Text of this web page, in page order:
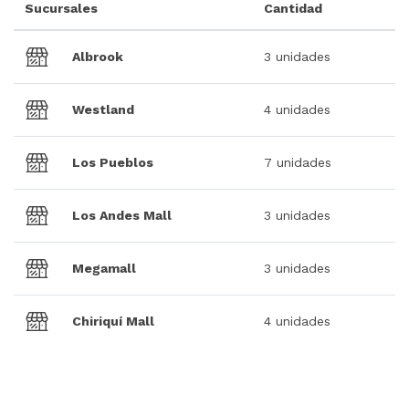
Sucursales Cantidad
Albrook 3 unidades
Westland 4 unidades
Los Pueblos 7 unidades
Los Andes Mall 3 unidades
Megamall 3 unidades
Chiriquí Mall 4 unidades